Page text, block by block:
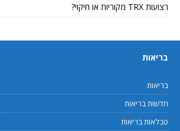
רצועות TRX מקוריות או חיקוי?
בריאות
בריאות
חדשות בריאות
טבלאות בריאות